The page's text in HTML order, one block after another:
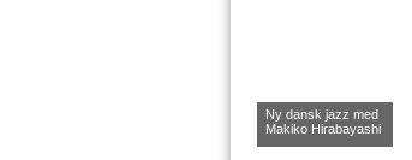
Ny dansk jazz med
Makiko Hirabayashi